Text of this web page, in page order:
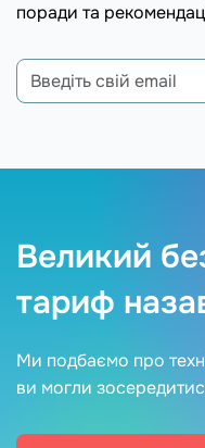
поради та
Великий
тариф
Ми подбаємо про
ви могли